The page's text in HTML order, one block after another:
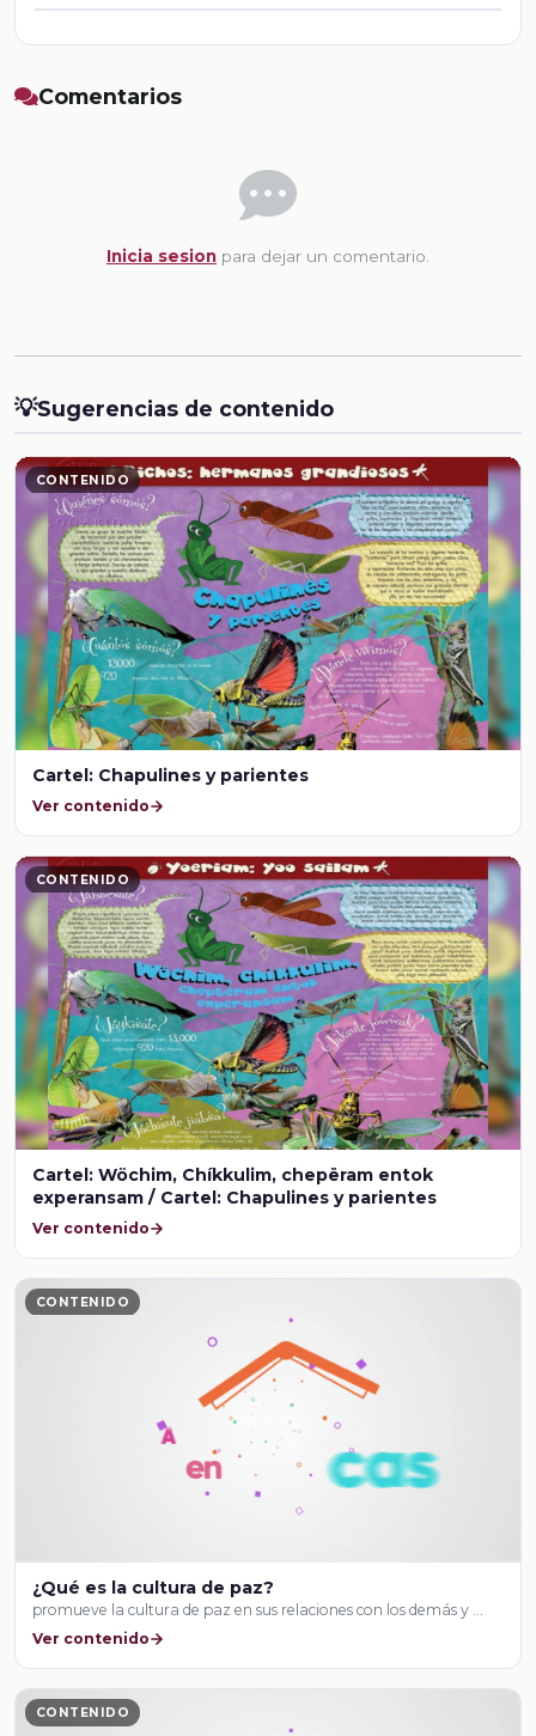
Comentarios
Inicia sesion para dejar un comentario.
💡Sugerencias de contenido
CONTENIDO
Cartel: Chapulines y parientes
Ver contenido
CONTENIDO
Cartel: Wöchim, Chíkkulim, chepëram entok
experansam / Cartel: Chapulines y parientes
Ver contenido
CONTENIDO
¿Qué es la cultura de paz?
promueve la cultura de paz en sus relaciones con los demás y …
Ver contenido
CONTENIDO